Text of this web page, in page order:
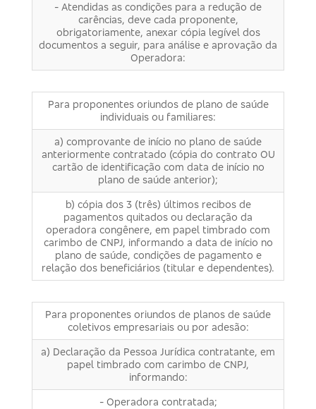
- Atendidas as condições para a redução de
carências, deve cada proponente,
obrigatoriamente, anexar cópia legível dos
documentos a seguir, para análise e aprovação da
Operadora:
Para proponentes oriundos de plano de saúde
individuais ou familiares:
a) comprovante de início no plano de saúde
anteriormente contratado (cópia do contrato OU
cartão de identificação com data de início no
plano de saúde anterior);
b) cópia dos 3 (três) últimos recibos de
pagamentos quitados ou declaração da
operadora congênere, em papel timbrado com
carimbo de CNPJ, informando a data de início no
plano de saúde, condições de pagamento e
relação dos beneficiários (titular e dependentes).
Para proponentes oriundos de planos de saúde
coletivos empresariais ou por adesão:
a) Declaração da Pessoa Jurídica contratante, em
papel timbrado com carimbo de CNPJ,
informando:
- Operadora contratada;